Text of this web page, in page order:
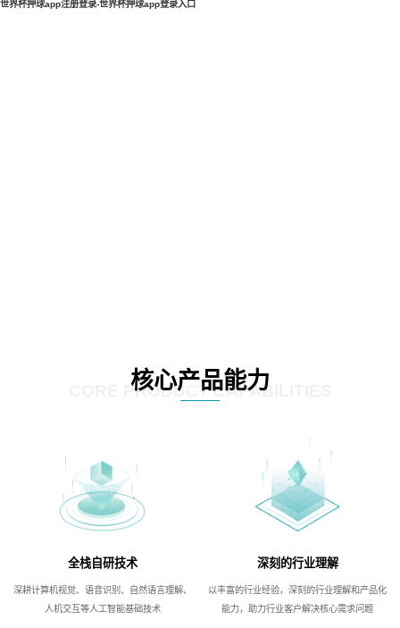
世界杯押球app注册登录-世界杯押球app登录入口
核心产品能力
CORE PRODUCT CAPABILITIES
全栈自研技术
深耕计算机视觉、语音识别、自然语言理解、
人机交互等人工智能基础技术
深刻的行业理解
以丰富的行业经验，深刻的行业理解和产品化
能力，助力行业客户解决核心需求问题